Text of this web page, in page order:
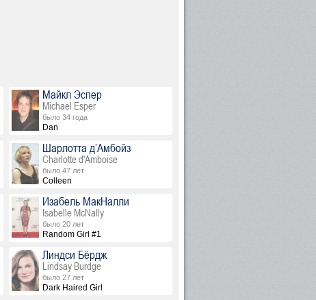
Майкл Эспер
Michael Esper
было 34 года
Dan
Шарлотта д’Амбойз
Charlotte d'Amboise
было 47 лет
Colleen
Изабель МакНалли
Isabelle McNally
было 20 лет
Random Girl #1
Линдси Бёрдж
Lindsay Burdge
было 27 лет
Dark Haired Girl